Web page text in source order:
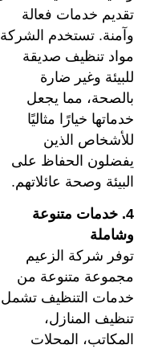
تقديم خدمات فعالة
وآمنة. تستخدم الشركة
مواد تنظيف صديقة
للبيئة وغير ضارة
بالصحة، مما يجعل
خدماتها خيارًا مثاليًا
للأشخاص الذين
يفضلون الحفاظ على
البيئة وصحة عائلاتهم.
4. خدمات متنوعة
وشاملة
توفر شركة الزعيم
مجموعة متنوعة من
خدمات التنظيف تشمل
تنظيف المنازل،
المكاتب، المحلات